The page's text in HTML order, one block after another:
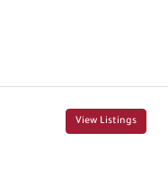
View Listings